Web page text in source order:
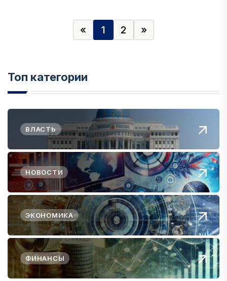
« 1 2 »
Топ категории
ВЛАСТЬ
НОВОСТИ
ЭКОНОМИКА
ФИНАНСЫ